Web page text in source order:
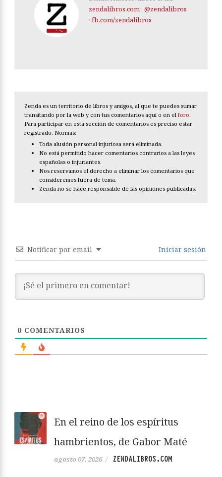
zendalibros.com · @zendalibros
· fb.com/zendalibros
Zenda es un territorio de libros y amigos, al que te puedes sumar
transitando por la web y con tus comentarios aquí o en el foro.
Para participar en esta sección de comentarios es preciso estar
registrado. Normas:
Toda alusión personal injuriosa será eliminada.
No está permitido hacer comentarios contrarios a las leyes
españolas o injuriantes.
Nos reservamos el derecho a eliminar los comentarios que
consideremos fuera de tema.
Zenda no se hace responsable de las opiniones publicadas.
Notificar por email Iniciar sesión
0 COMENTARIOS
En el reino de los espíritus
hambrientos, de Gabor Maté
agosto 07, 2026 / ZENDALIBROS.COM